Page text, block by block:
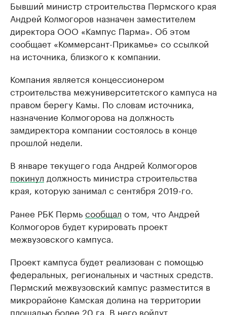
Бывший министр строительства Пермского края
Андрей Колмогоров назначен заместителем
директора ООО «Кампус Парма». Об этом
сообщает «Коммерсант-Прикамье» со ссылкой
на источника, близкого к компании.
Компания является концессионером
строительства межуниверситетского кампуса на
правом берегу Камы. По словам источника,
назначение Колмогорова на должность
замдиректора компании состоялось в конце
прошлой недели.
В январе текущего года Андрей Колмогоров
покинул должность министра строительства
края, которую занимал с сентября 2019-го.
Ранее РБК Пермьсообщал о том, что Андрей
Колмогоров будет курировать проект
межвузовского кампуса.
Проект кампуса будет реализован с помощью
федеральных, региональных и частных средств.
Пермский межвузовский кампус разместится в
микрорайоне Камская долина на территории
площадью более 20 га. В него войдут